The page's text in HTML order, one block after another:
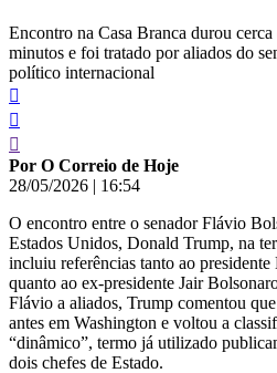
Encontro na Casa Branca durou cerca
minutos e foi tratado por aliados do
político internacional
Por O Correio de Hoje
28/05/2026 | 16:54
O encontro entre o senador Flávio
Estados Unidos, Donald Trump, na
incluiu referências tanto ao
quanto ao ex-presidente Jair
Flávio a aliados, Trump comentou
antes em Washington e voltou a
“dinâmico”, termo já utilizado
dois chefes de Estado.